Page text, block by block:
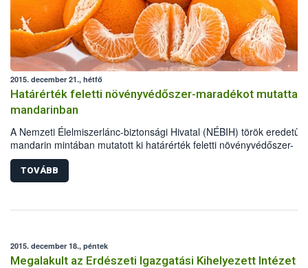
2015. december 21., hétfő
Határérték feletti növényvédőszer-maradékot mutattak ki
mandarinban
A Nemzeti Élelmiszerlánc-biztonsági Hivatal (NÉBIH) török eredetű
mandarin mintában mutatott ki határérték feletti növényvédőszer-
maradékot. Az ügyben a hatóság eljárást indított, mely jelenleg is
folyamatban van.
TOVÁBB
2015. december 18., péntek
Megalakult az Erdészeti Igazgatási Kihelyezett Intézet